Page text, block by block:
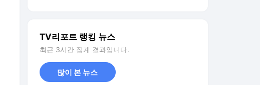
TV리포트 랭킹 뉴스
최근 3시간 집계 결과입니다.
많이 본 뉴스